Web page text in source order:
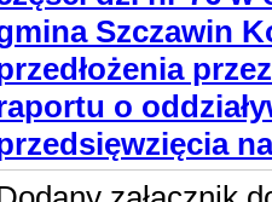
Szczawin
o